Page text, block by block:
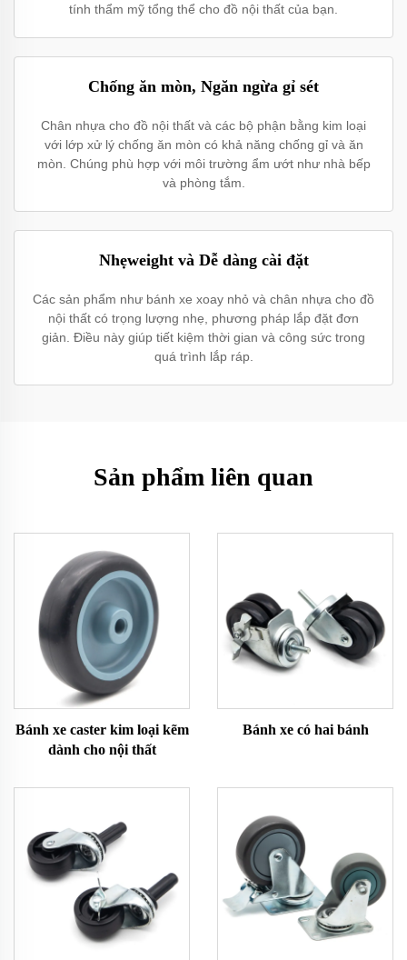
tính thẩm mỹ tổng thể cho đồ nội thất của bạn.
Chống ăn mòn, Ngăn ngừa gỉ sét
Chân nhựa cho đồ nội thất và các bộ phận bằng kim loại
với lớp xử lý chống ăn mòn có khả năng chống gỉ và ăn
mòn. Chúng phù hợp với môi trường ẩm ướt như nhà bếp
và phòng tắm.
Nhẹweight và Dễ dàng cài đặt
Các sản phẩm như bánh xe xoay nhỏ và chân nhựa cho đồ
nội thất có trọng lượng nhẹ, phương pháp lắp đặt đơn
giản. Điều này giúp tiết kiệm thời gian và công sức trong
quá trình lắp ráp.
Sản phẩm liên quan
Bánh xe caster kim loại kẽm
dành cho nội thất
Bánh xe có hai bánh